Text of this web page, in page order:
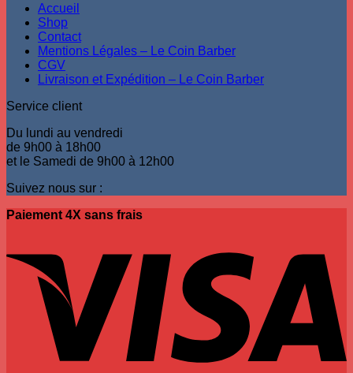
Accueil
Shop
Contact
Mentions Légales – Le Coin Barber
CGV
Livraison et Expédition – Le Coin Barber
Service client
Du lundi au vendredi
de 9h00 à 18h00
et le Samedi de 9h00 à 12h00
Suivez nous sur :
Paiement 4X sans frais